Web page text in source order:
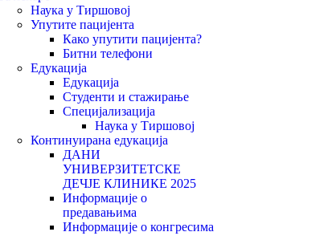
Наука у Тиршовој
Упутите пацијента
Како упутити пацијента?
Битни телефони
Едукација
Едукација
Студенти и стажирање
Специјализација
Наука у Тиршовој
Континуирана едукација
ДАНИ
УНИВЕРЗИТЕТСКЕ
ДЕЧЈЕ КЛИНИКЕ 2025
Информације о
предавањима
Информације о конгресима